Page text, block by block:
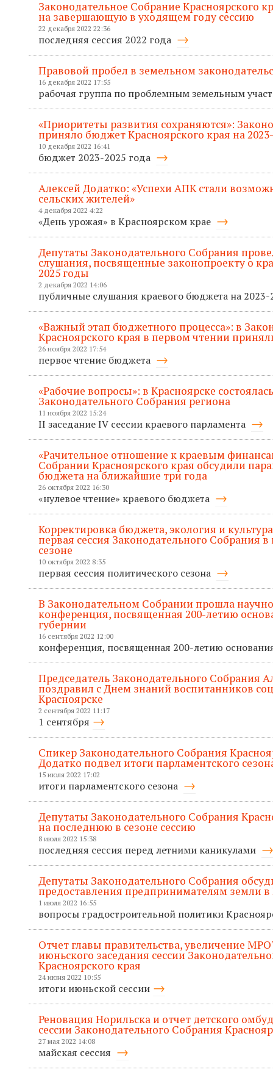
Законодательное Собрание Красноярского
на завершающую в уходящем году сессию
22 декабря 2022 22:36
последняя сессия 2022 года
Правовой пробел в земельном
16 декабря 2022 17:55
рабочая группа по проблемным земельным
«Приоритеты развития сохраняются»:
приняло бюджет Красноярского края на
10 декабря 2022 16:41
бюджет 2023-2025 года
Алексей Додатко: «Успехи АПК стали
сельских жителей»
4 декабря 2022 4:22
«День урожая» в Красноярском крае
Депутаты Законодательного Собрания
слушания, посвященные законопроекту о
2025 годы
2 декабря 2022 14:06
публичные слушания краевого бюджета на
«Важный этап бюджетного процесса»: в
Красноярского края в первом чтении
26 ноября 2022 17:54
первое чтение бюджета
«Рабочие вопросы»: в Красноярске
Законодательного Собрания региона
11 ноября 2022 15:24
II заседание IV сессии краевого парламента
«Рачительное отношение к краевым
Собрании Красноярского края обсудили
бюджета на ближайшие три года
26 октября 2022 16:30
«нулевое чтение» краевого бюджета
Корректировка бюджета, экология и
первая сессия Законодательного Собрания
сезоне
10 октября 2022 8:35
первая сессия политического сезона
В Законодательном Собрании прошла
конференция, посвященная 200-летию
губернии
16 сентября 2022 12:00
конференция, посвященная 200-летию
Председатель Законодательного Собрания
поздравил с Днем знаний воспитанников
Красноярске
2 сентября 2022 11:17
1 сентября
Спикер Законодательного Собрания
Додатко подвел итоги парламентского
15 июля 2022 17:02
итоги парламентского сезона
Депутаты Законодательного Собрания
на последнюю в сезоне сессию
8 июля 2022 15:38
последняя сессия перед летними каникулами
Депутаты Законодательного Собрания
предоставления предпринимателям земли в
1 июля 2022 16:55
вопросы градостроительной политики
Отчет главы правительства, увеличение
июньского заседания сессии
Красноярского края
24 июня 2022 10:55
итоги июньской сессии
Реновация Норильска и отчет детского
сессии Законодательного Собрания
27 мая 2022 14:08
майская сессия